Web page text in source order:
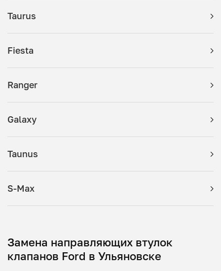
Taurus
Fiesta
Ranger
Galaxy
Taunus
S-Max
Замена направляющих втулок
клапанов Ford в Ульяновске